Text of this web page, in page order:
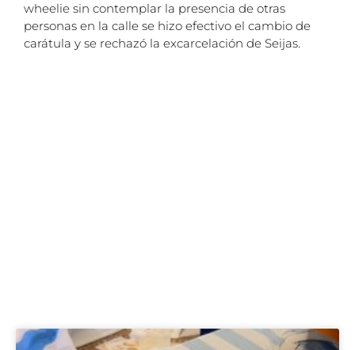
wheelie sin contemplar la presencia de otras
personas en la calle se hizo efectivo el cambio de
carátula y se rechazó la excarcelación de Seijas.